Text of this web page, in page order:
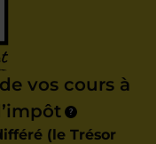
vos cours à
?
(le Trésor